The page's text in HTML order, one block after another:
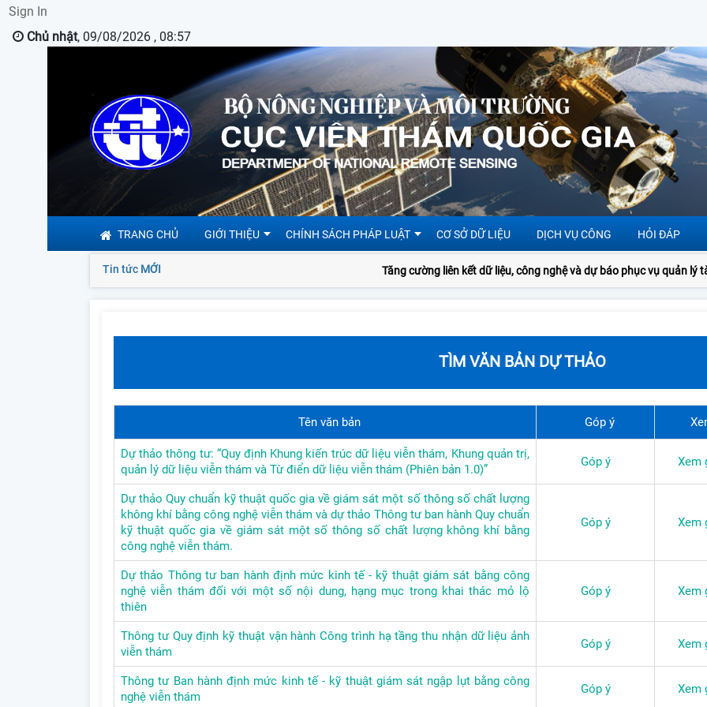
Sign In
Chủ nhật, 09/08/2026 , 08:57
TRANG CHỦ GIỚI THIỆU CHÍNH SÁCH PHÁP LUẬT CƠ SỞ DỮ LIỆU DỊCH VỤ CÔNG HỎI ĐÁP
Tin tức MỚI Tăng cường liên kết dữ liệu, công nghệ và dự báo phục vụ quản lý tài
TÌM VĂN BẢN DỰ THẢO
Tên văn bản Góp ý
Dự thảo thông tư: “Quy định Khung kiến trúc dữ liệu viễn thám, Khung quản trị,
quản lý dữ liệu viễn thám và Từ điển dữ liệu viễn thám (Phiên bản 1.0)”
Góp ý Xem
Dự thảo Quy chuẩn kỹ thuật quốc gia về giám sát một số thông số chất lượng
không khí bằng công nghệ viễn thám và dự thảo Thông tư ban hành Quy chuẩn
kỹ thuật quốc gia về giám sát một số thông số chất lượng không khí bằng
công nghệ viễn thám.
Góp ý Xem
Dự thảo Thông tư ban hành định mức kinh tế - kỹ thuật giám sát bằng công
nghệ viễn thám đối với một số nội dung, hạng mục trong khai thác mỏ lộ
thiên
Góp ý Xem
Thông tư Quy định kỹ thuật vận hành Công trình hạ tầng thu nhận dữ liệu ảnh
viễn thám
Góp ý Xem
Thông tư Ban hành định mức kinh tế - kỹ thuật giám sát ngập lụt bằng công
nghệ viễn thám
Góp ý Xem